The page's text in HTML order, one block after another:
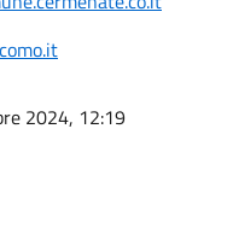
2024, 12:19